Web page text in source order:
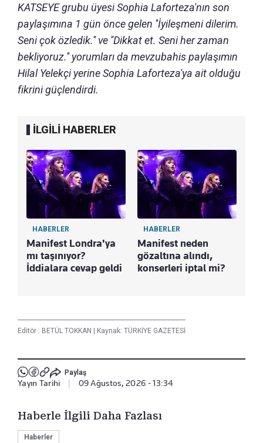
KATSEYE grubu üyesi Sophia Laforteza'nın son
paylaşımına 1 gün önce gelen ''İyileşmeni dilerim.
Seni çok özledik.'' ve ''Dikkat et. Seni her zaman
bekliyoruz.'' yorumları da mevzubahis paylaşımın
Hilal Yelekçi yerine Sophia Laforteza'ya ait olduğu
fikrini güçlendirdi.
İLGİLİ HABERLER
HABERLER
Manifest Londra'ya
mı taşınıyor?
İddialara cevap geldi
HABERLER
Manifest neden
gözaltına alındı,
konserleri iptal mi?
Editör : BETÜL TOKKAN | Kaynak: TÜRKİYE GAZETESİ
Paylaş
Yayın Tarihi 09 Ağustos, 2026 - 13:34
Haberle İlgili Daha Fazlası
Haberler